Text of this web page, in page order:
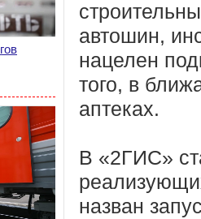
автошин,
нацелен
того, в
аптеках.
В «2ГИС»
назван